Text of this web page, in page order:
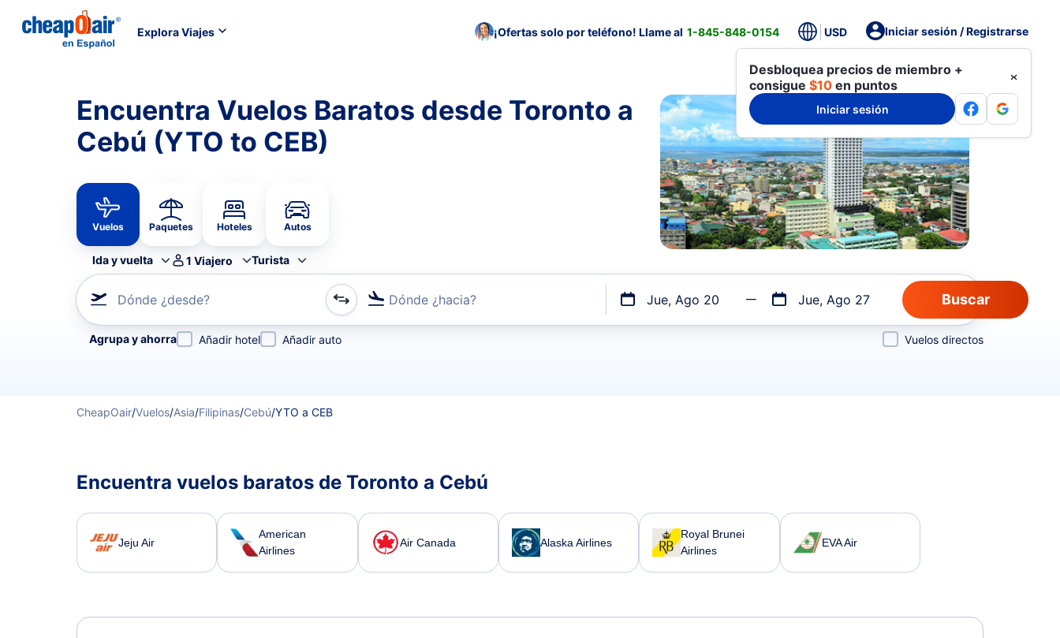
Explora Viajes ¡Ofertas solo por teléfono! Llame al 1-845-848-0154 USD Iniciar sesión / Registrarse
Desbloquea precios de miembro +
consigue $10 en puntos
Iniciar sesión
Encuentra Vuelos Baratos desde Toronto a
Cebú (YTO to CEB)
Vuelos Paquetes Hoteles Autos
Ida y vuelta 1 Viajero Turista
Dónde ¿desde? Dónde ¿hacia? Jue, Ago 20 Jue, Ago 27
Refina tu búsqueda por aerolínea, por ciudad o aeropuerto o por vuelos directos
Agrupa y ahorra Añadir hotel Añadir auto Vuelos directos
CheapOair/Vuelos/Asia/Filipinas/Cebú/YTO a CEB
Encuentra vuelos baratos de Toronto a Cebú
Jeju Air
American
Airlines
Air Canada Alaska Airlines
Royal Brunei
Airlines
EVA Air